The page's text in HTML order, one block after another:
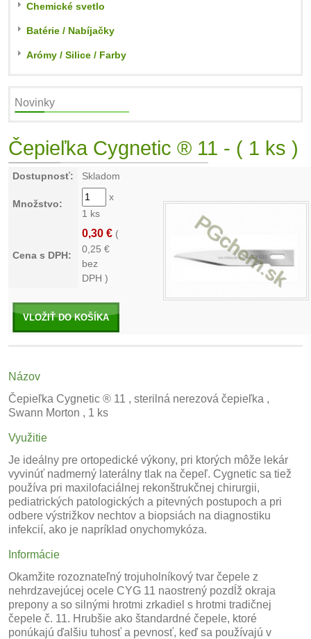
Chemické svetlo
Batérie / Nabíjačky
Arómy / Silice / Farby
Novinky
Čepieľka Cygnetic ® 11 - ( 1 ks )
Dostupnosť: Skladom
Množstvo:
x
1 ks
Cena s DPH:
0,30 € (
0,25 €
bez
DPH )
VLOŽIŤ DO KOŠÍKA
Názov
Čepieľka Cygnetic ® 11 , sterilná nerezová čepieľka ,
Swann Morton , 1 ks
Využitie
Je ideálny pre ortopedické výkony, pri ktorých môže lekár
vyvinúť nadmerný laterálny tlak na čepeľ. Cygnetic sa tiež
používa pri maxilofaciálnej rekonštrukčnej chirurgii,
pediatrických patologických a pitevných postupoch a pri
odbere výstrižkov nechtov a biopsiách na diagnostiku
infekcií, ako je napríklad onychomykóza.
Informácie
Okamžite rozoznateľný trojuholníkový tvar čepele z
nehrdzavejúcej ocele CYG 11 naostrený pozdĺž okraja
prepony a so silnými hrotmi zrkadiel s hrotmi tradičnej
čepele č. 11. Hrubšie ako štandardné čepele, ktoré
ponúkajú ďalšiu tuhosť a pevnosť, keď sa používajú v